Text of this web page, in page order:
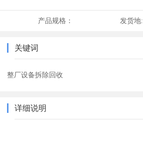
产品规格： 发货地:
关键词
整厂设备拆除回收
详细说明